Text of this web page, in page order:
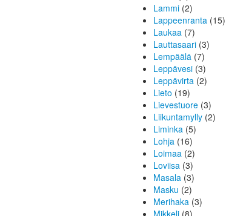
Lammi (2)
Lappeenranta (15)
Laukaa (7)
Lauttasaari (3)
Lempäälä (7)
Leppävesi (3)
Leppävirta (2)
Lieto (19)
Lievestuore (3)
Liikuntamylly (2)
Liminka (5)
Lohja (16)
Loimaa (2)
Loviisa (3)
Masala (3)
Masku (2)
Merihaka (3)